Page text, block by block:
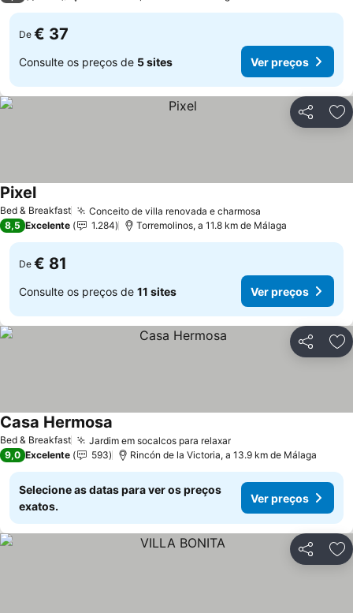
De € 37
Consulte os preços de 5 sites Ver preços
Partilhar
Bed & Breakfast Conceito de villa renovada e charmosa
Pixel
8,5 Excelente 1.284 Torremolinos, a 11.8 km de Málaga
De € 81
Consulte os preços de 11 sites Ver preços
Partilhar
Bed & Breakfast Jardim em socalcos para relaxar
Casa Hermosa
9,0 Excelente 593 Rincón de la Victoria, a 13.9 km de Málaga
Selecione as datas para ver os preços
exatos.
Ver preços
Partilhar